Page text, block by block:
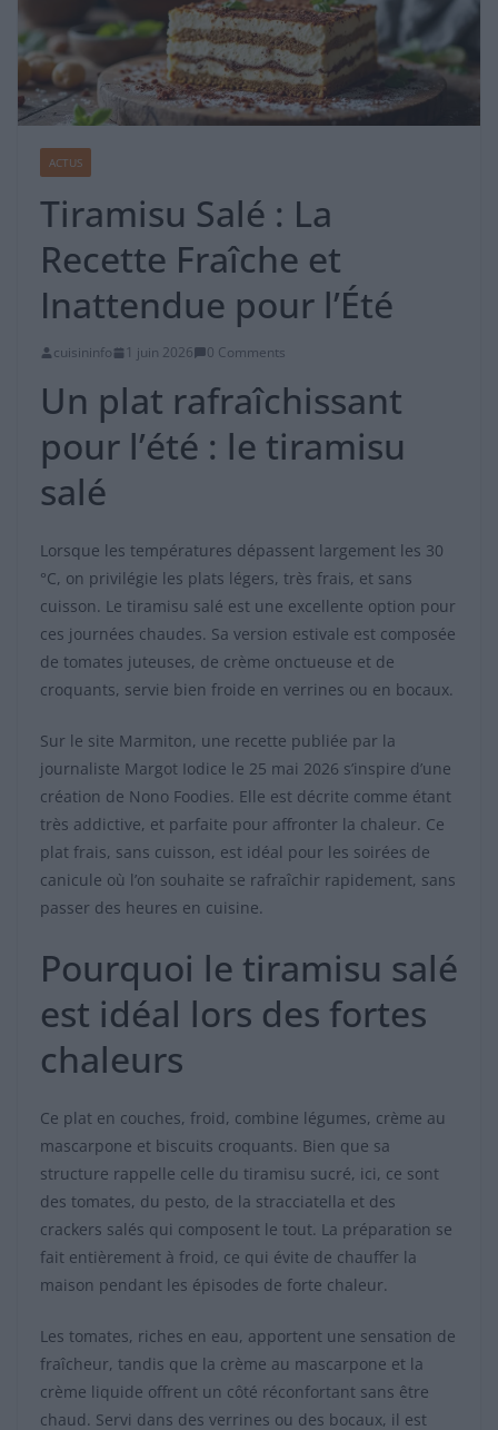
ACTUS
Tiramisu Salé : La
Recette Fraîche et
Inattendue pour l’Été
cuisininfo 1 juin 2026 0 Comments
Un plat rafraîchissant
pour l’été : le tiramisu
salé
Lorsque les températures dépassent largement les 30
°C, on privilégie les plats légers, très frais, et sans
cuisson. Le tiramisu salé est une excellente option pour
ces journées chaudes. Sa version estivale est composée
de tomates juteuses, de crème onctueuse et de
croquants, servie bien froide en verrines ou en bocaux.
Sur le site Marmiton, une recette publiée par la
journaliste Margot Iodice le 25 mai 2026 s’inspire d’une
création de Nono Foodies. Elle est décrite comme étant
très addictive, et parfaite pour affronter la chaleur. Ce
plat frais, sans cuisson, est idéal pour les soirées de
canicule où l’on souhaite se rafraîchir rapidement, sans
passer des heures en cuisine.
Pourquoi le tiramisu salé
est idéal lors des fortes
chaleurs
Ce plat en couches, froid, combine légumes, crème au
mascarpone et biscuits croquants. Bien que sa
structure rappelle celle du tiramisu sucré, ici, ce sont
des tomates, du pesto, de la stracciatella et des
crackers salés qui composent le tout. La préparation se
fait entièrement à froid, ce qui évite de chauffer la
maison pendant les épisodes de forte chaleur.
Les tomates, riches en eau, apportent une sensation de
fraîcheur, tandis que la crème au mascarpone et la
crème liquide offrent un côté réconfortant sans être
chaud. Servi dans des verrines ou des bocaux, il est